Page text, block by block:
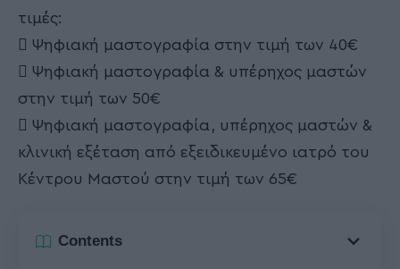
τιμές:
 Ψηφιακή μαστογραφία στην τιμή των 40€
 Ψηφιακή μαστογραφία & υπέρηχος μαστών
στην τιμή των 50€
 Ψηφιακή μαστογραφία, υπέρηχος μαστών &
κλινική εξέταση από εξειδικευμένο ιατρό του
Κέντρου Μαστού στην τιμή των 65€
Contents